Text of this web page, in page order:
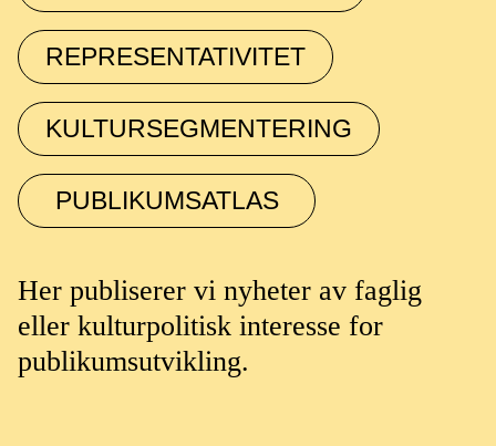
REPRESENTATIVITET
KULTURSEGMENTERING
PUBLIKUMSATLAS
Her publiserer vi nyheter av faglig
eller kulturpolitisk interesse for
publikumsutvikling.